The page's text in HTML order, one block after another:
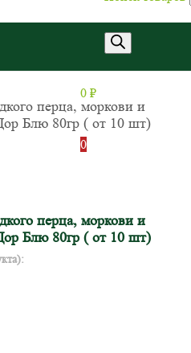
0 ₽
0
перца, моркови и
Блю 80гр ( от 10 шт)
перца, моркови и
Блю 80гр ( от 10 шт)